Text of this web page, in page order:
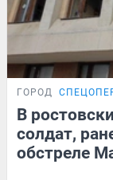
ГОРОД
В
солдат,
обстреле